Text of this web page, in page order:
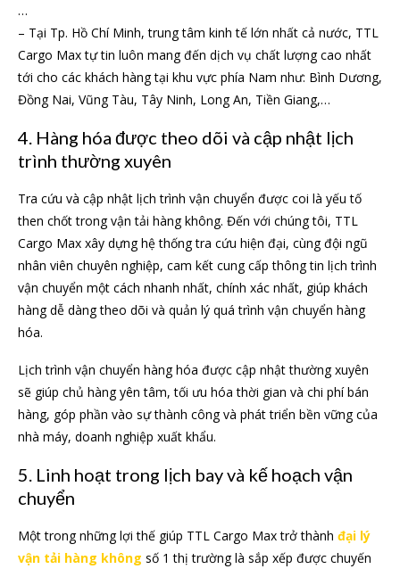
…
– Tại Tp. Hồ Chí Minh, trung tâm kinh tế lớn nhất cả nước, TTL
Cargo Max tự tin luôn mang đến dịch vụ chất lượng cao nhất
tới cho các khách hàng tại khu vực phía Nam như: Bình Dương,
Đồng Nai, Vũng Tàu, Tây Ninh, Long An, Tiền Giang,…
4. Hàng hóa được theo dõi và cập nhật lịch
trình thường xuyên
Tra cứu và cập nhật lịch trình vận chuyển được coi là yếu tố
then chốt trong vận tải hàng không. Đến với chúng tôi, TTL
Cargo Max xây dựng hệ thống tra cứu hiện đại, cùng đội ngũ
nhân viên chuyên nghiệp, cam kết cung cấp thông tin lịch trình
vận chuyển một cách nhanh nhất, chính xác nhất, giúp khách
hàng dễ dàng theo dõi và quản lý quá trình vận chuyển hàng
hóa.
Lịch trình vận chuyển hàng hóa được cập nhật thường xuyên
sẽ giúp chủ hàng yên tâm, tối ưu hóa thời gian và chi phí bán
hàng, góp phần vào sự thành công và phát triển bền vững của
nhà máy, doanh nghiệp xuất khẩu.
5. Linh hoạt trong lịch bay và kế hoạch vận
chuyển
Một trong những lợi thế giúp TTL Cargo Max trở thành đại lý
vận tải hàng không số 1 thị trường là sắp xếp được chuyến